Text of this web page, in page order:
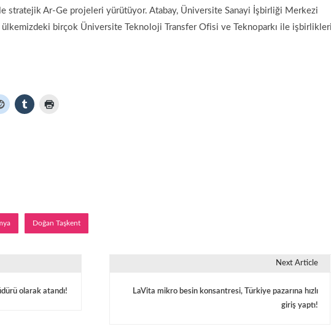
stratejik Ar-Ge projeleri yürütüyor. Atabay, Üniversite Sanayi İşbirliği Merkezi
ülkemizdeki birçok Üniversite Teknoloji Transfer Ofisi ve Teknoparkı ile
Doğan Taşkent
olarak atandı!
Next Article
LaVita mikro besin konsantresi, Türkiye pazarına hızlı
giriş yaptı!